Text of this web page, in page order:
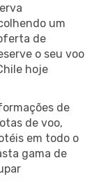
um
de
o seu voo
hoje
de
de voo,
em todo o
gama de